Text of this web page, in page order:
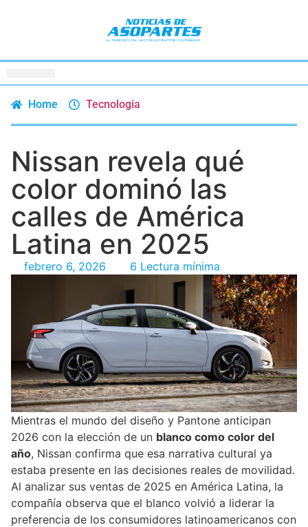
Home Tecnologia
Nissan revela qué
color dominó las
calles de América
Latina en 2025
febrero 6, 2026 6 Lectura mínima
Mientras el mundo del diseño y Pantone anticipan
2026 con la elección de un blanco como color del
año, Nissan confirma que esa narrativa cultural ya
estaba presente en las decisiones reales de movilidad.
Al analizar sus ventas de 2025 en América Latina, la
compañía observa que el blanco volvió a liderar la
preferencia de los consumidores latinoamericanos con